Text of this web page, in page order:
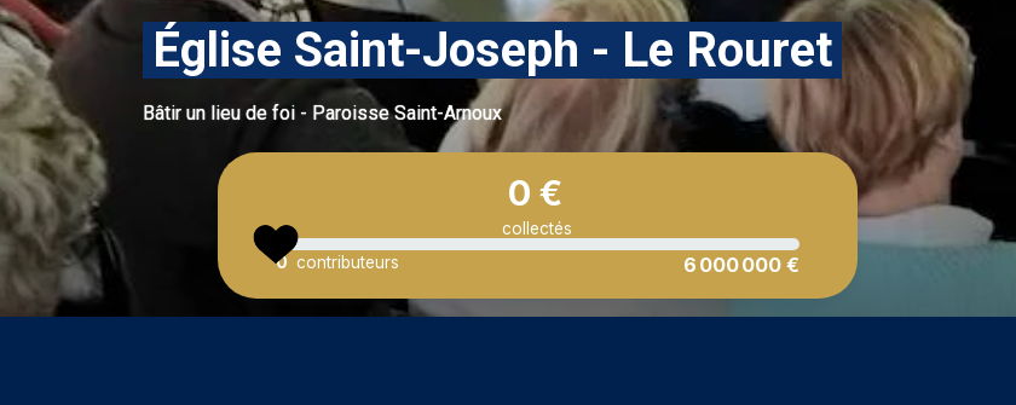
Église Saint-Joseph - Le Rouret
Bâtir un lieu de foi - Paroisse Saint-Arnoux
0 €
collectés
0 contributeurs 6 000 000 €
Vous posez une pierre.
Vous participez à l’élévation du
clocher.